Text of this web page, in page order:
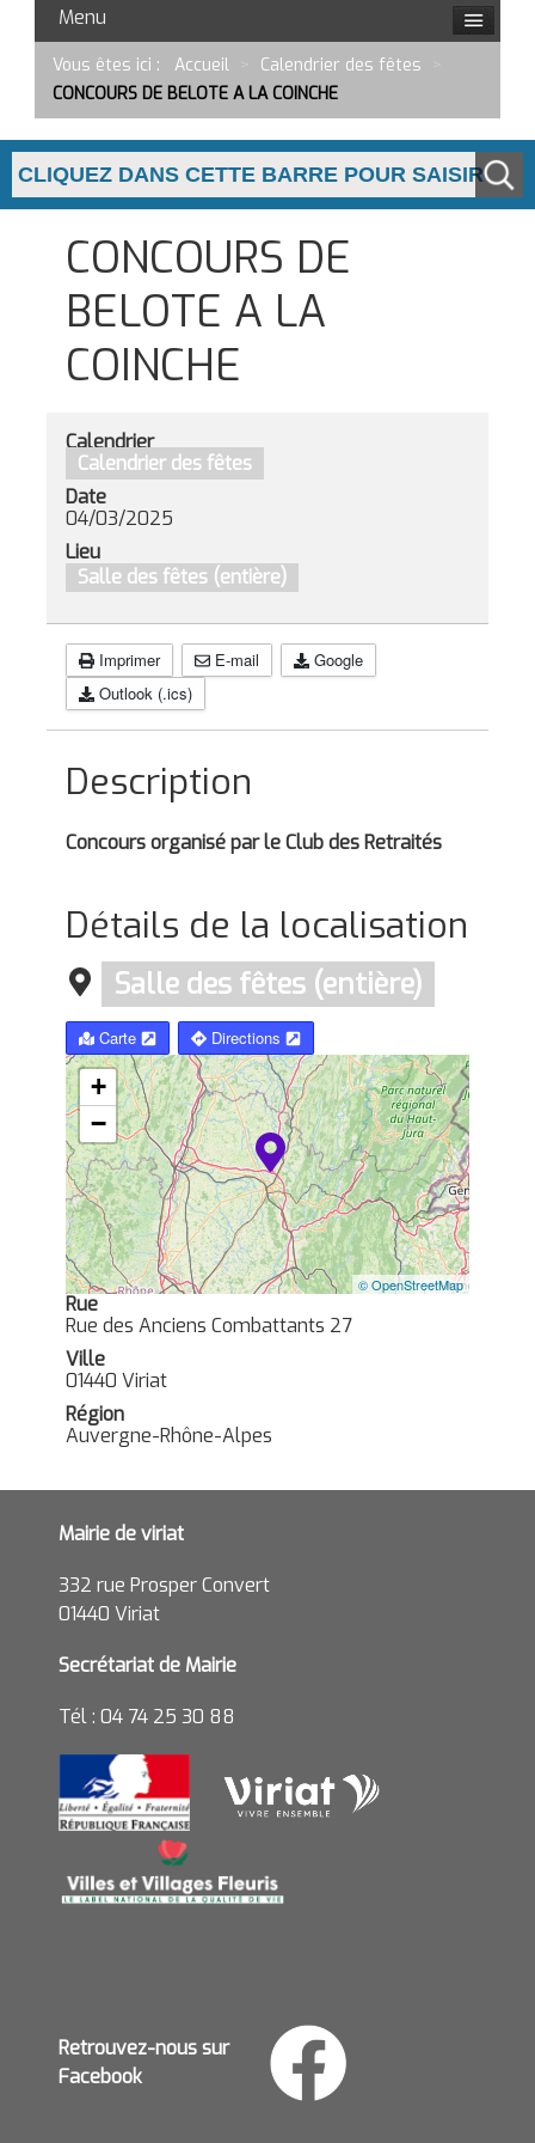
Menu
Vous êtes ici : Accueil Calendrier des fêtes
CONCOURS DE BELOTE A LA COINCHE
CONCOURS DE
BELOTE A LA
COINCHE
Calendrier
Calendrier des fêtes
Date
04/03/2025
Lieu
Salle des fêtes (entière)
Imprimer E-mail
Google
Outlook (.ics)
Description
Concours organisé par le Club des Retraités
Détails de la localisation
Salle des fêtes (entière)
Carte Directions
+
−
© OpenStreetMap
Rue
Rue des Anciens Combattants 27
Ville
01440 Viriat
Région
Auvergne-Rhône-Alpes
Mairie de viriat
332 rue Prosper Convert
01440 Viriat
Secrétariat de Mairie
Tél : 04 74 25 30 88
Retrouvez-nous sur
Facebook